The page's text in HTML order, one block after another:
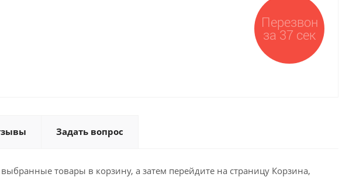
Задать вопрос
товары в корзину, а затем перейдите на страницу Корзина,
Перезвон
за 37 сек